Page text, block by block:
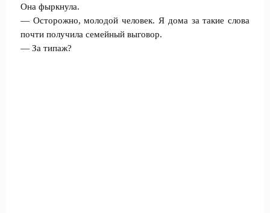
Она фыркнула.
— Осторожно, молодой человек. Я дома за такие слова
почти получила семейный выговор.
— За типаж?